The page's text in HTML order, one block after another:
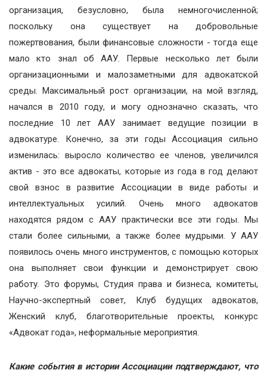
организация, безусловно, была немногочисленной;
поскольку она существует на добровольные
пожертвования, были финансовые сложности - тогда еще
мало кто знал об ААУ. Первые несколько лет были
организационными и малозаметными для адвокатской
среды. Максимальный рост организации, на мой взгляд,
начался в 2010 году, и могу однозначно сказать, что
последние 10 лет ААУ занимает ведущие позиции в
адвокатуре. Конечно, за эти годы Ассоциация сильно
изменилась: выросло количество ее членов, увеличился
актив - это все адвокаты, которые из года в год делают
свой взнос в развитие Ассоциации в виде работы и
интеллектуальных усилий. Очень много адвокатов
находятся рядом с ААУ практически все эти годы. Мы
стали более сильными, а также более мудрыми. У ААУ
появилось очень много инструментов, с помощью которых
она выполняет свои функции и демонстрирует свою
работу. Это форумы, Студия права и бизнеса, комитеты,
Научно-экспертный совет, Клуб будущих адвокатов,
Женский клуб, благотворительные проекты, конкурс
«Адвокат года», неформальные мероприятия.
Какие события в истории Ассоциации подтверждают, что